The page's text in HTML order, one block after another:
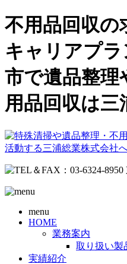
不用品回収の
キャリアプ
市で遺品整理
用品回収は三
menu
HOME
業務案内
取り扱い製
実績紹介